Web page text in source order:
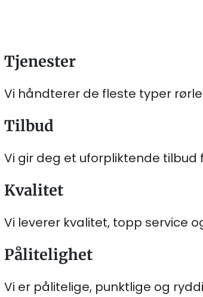
Tjenester
Vi håndterer de fleste typer
Tilbud
Vi gir deg et uforpliktende
Kvalitet
Vi leverer kvalitet, topp service
Pålitelighet
Vi er pålitelige, punktlige og